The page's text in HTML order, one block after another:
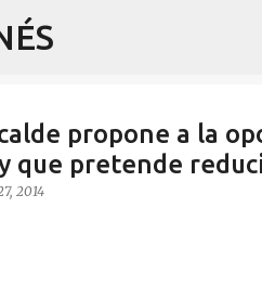
propone a la
que pretende
2014